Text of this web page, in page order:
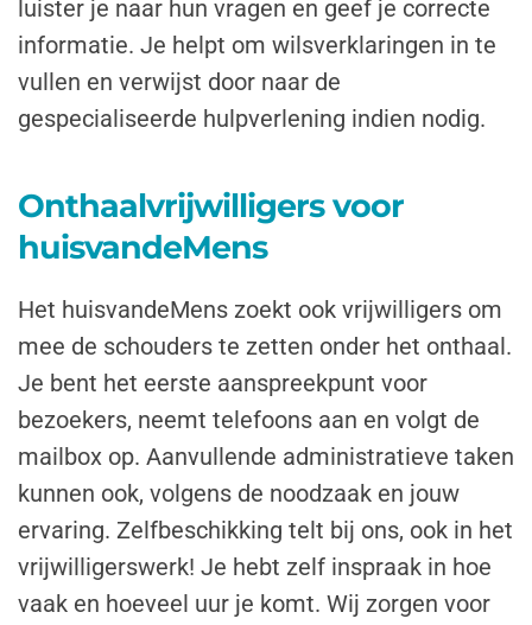
luister je naar hun vragen en geef je correcte
informatie. Je helpt om wilsverklaringen in te
vullen en verwijst door naar de
gespecialiseerde hulpverlening indien nodig.
Onthaalvrijwilligers voor
huisvandeMens
Het huisvandeMens zoekt ook vrijwilligers om
mee de schouders te zetten onder het onthaal.
Je bent het eerste aanspreekpunt voor
bezoekers, neemt telefoons aan en volgt de
mailbox op. Aanvullende administratieve taken
kunnen ook, volgens de noodzaak en jouw
ervaring. Zelfbeschikking telt bij ons, ook in het
vrijwilligerswerk! Je hebt zelf inspraak in hoe
vaak en hoeveel uur je komt. Wij zorgen voor